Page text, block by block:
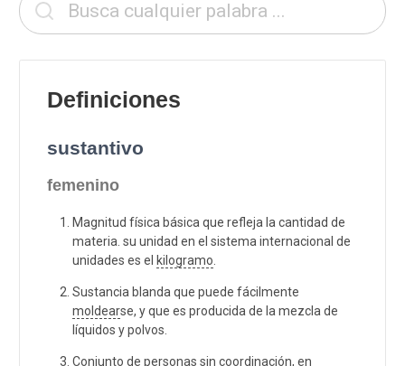
Definiciones
sustantivo
femenino
Magnitud física básica que refleja la cantidad de
materia. su unidad en el sistema internacional de
unidades es el kilogramo
Sustancia blanda que puede fácilmente
moldearse, y que es producida de la mezcla de
líquidos y polvos.
Conjunto de personas sin coordinación, en